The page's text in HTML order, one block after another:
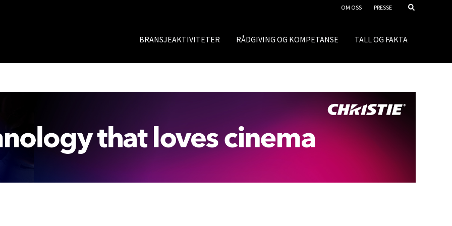
OM OSS PRESSE
BRANSJEAKTIVITETER RÅDGIVING OG KOMPETANSE TALL OG FAKTA